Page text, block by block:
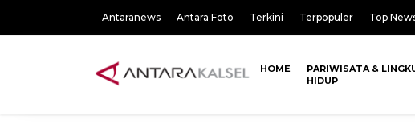
Antaranews Antara Foto Terkini Terpopuler Top
HOME
PARIWISATA &
HIDUP